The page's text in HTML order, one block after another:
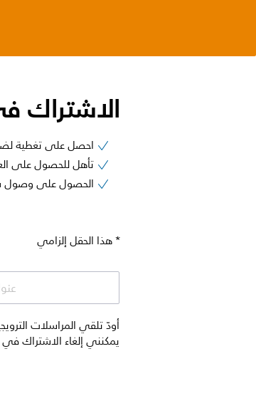
الاشتراك
احصل على تغطية
تأهل للحصول على
الحصول على وصول
* هذا الحقل إلزامي
يمكنني إلغاء الاشتراك